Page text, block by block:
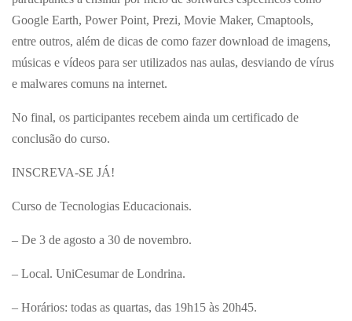
Google Earth, Power Point, Prezi, Movie Maker, Cmaptools,
entre outros, além de dicas de como fazer download de imagens,
músicas e vídeos para ser utilizados nas aulas, desviando de vírus
e malwares comuns na internet.
No final, os participantes recebem ainda um certificado de
conclusão do curso.
INSCREVA-SE JÁ!
Curso de Tecnologias Educacionais.
– De 3 de agosto a 30 de novembro.
– Local. UniCesumar de Londrina.
– Horários: todas as quartas, das 19h15 às 20h45.